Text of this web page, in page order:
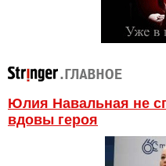
Юлия Навальная не
вдовы героя